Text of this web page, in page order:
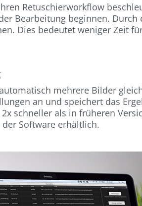
Retuschierworkflow
Bearbeitung beginnen.
Dies bedeutet weniger Zeit
mehrere Bilder
an und speichert das
schneller als in früheren
Software erhältlich.